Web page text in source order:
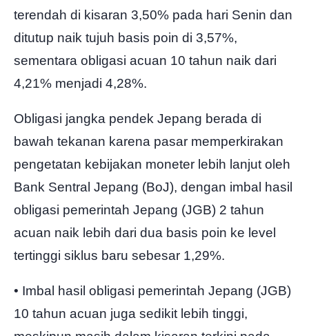
terendah di kisaran 3,50% pada hari Senin dan
ditutup naik tujuh basis poin di 3,57%,
sementara obligasi acuan 10 tahun naik dari
4,21% menjadi 4,28%.
Obligasi jangka pendek Jepang berada di
bawah tekanan karena pasar memperkirakan
pengetatan kebijakan moneter lebih lanjut oleh
Bank Sentral Jepang (BoJ), dengan imbal hasil
obligasi pemerintah Jepang (JGB) 2 tahun
acuan naik lebih dari dua basis poin ke level
tertinggi siklus baru sebesar 1,29%.
• Imbal hasil obligasi pemerintah Jepang (JGB)
10 tahun acuan juga sedikit lebih tinggi,